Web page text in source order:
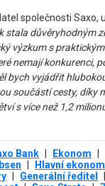
společnosti Saxo,
stala důvěryhodným
výzkum s
nemají konkurenci,
bych vyjádřit
součástí cesty, díky
s více než 1,2
Bank Ekonom
Hlavní ekonom
Generální ředitel